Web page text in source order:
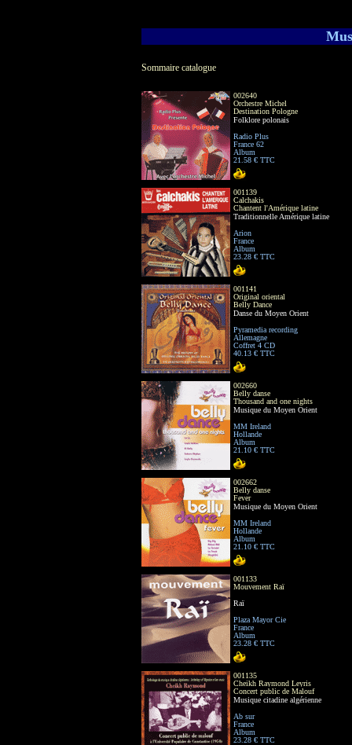
Sommaire catalogue
002640
Orchestre Michel
Destination Pologne
Folklore polonais
Radio Plus
France 62
Album
21.58 € TTC
001139
Calchakis
Chantent l'Amérique latine
Traditionnelle Amérique latine
Arion
France
Album
23.28 € TTC
001141
Original oriental
Belly Dance
Danse du Moyen Orient
Pyramedia recording
Allemagne
Coffret 4 CD
40.13 € TTC
002660
Belly danse
Thousand and one nights
Musique du Moyen Orient
MM Ireland
Hollande
Album
21.10 € TTC
002662
Belly danse
Fever
Musique du Moyen Orient
MM Ireland
Hollande
Album
21.10 € TTC
001133
Mouvement Raï
Raï
Plaza Mayor Cie
France
Album
23.28 € TTC
001135
Cheikh Raymond Leyris
Concert public de Malouf
Musique citadine algérienne
Ab sur
France
Album
23.28 € TTC